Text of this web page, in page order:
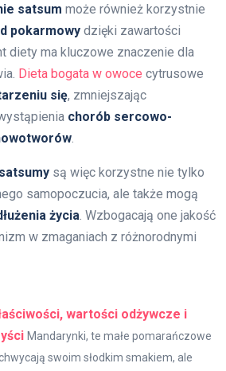
satsum może również korzystnie
pokarmowy dzięki zawartości
diety ma kluczowe znaczenie dla
Dieta bogata w owoce cytrusowe
się, zmniejszając
chorób sercowo-
są więc korzystne nie tylko
samopoczucia, ale także mogą
życia . Wzbogacają one jakość
w zmaganiach z różnorodnymi
wartości odżywcze i
Mandarynki, te małe pomarańczowe
swoim słodkim smakiem, ale